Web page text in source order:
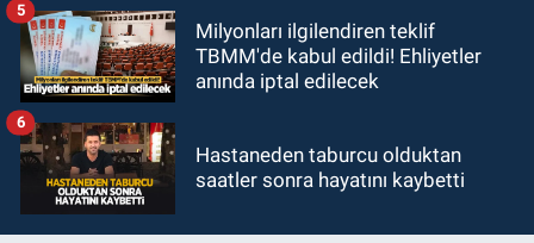
Milyonları ilgilendiren teklif
TBMM'de kabul edildi! Ehliyetler
anında iptal edilecek
5
Hastaneden taburcu olduktan
saatler sonra hayatını kaybetti
6